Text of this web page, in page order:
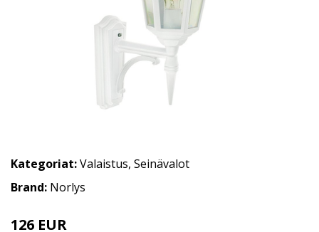
Kategoriat:Valaistus, Seinävalot
Brand: Norlys
126 EUR